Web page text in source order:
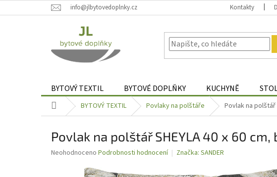
na
info@jlbytovedoplnky.cz Kontakty
BYTOVÝ TEXTIL BYTOVÉ DOPLŇKY KUCHYNĚ
Domů BYTOVÝ TEXTIL Povlaky na polštáře Povlak na polštář
Povlak na polštář SHEYLA 40 x 60
Průměrné
Neohodnoceno Podrobnosti hodnocení Značka: SANDER